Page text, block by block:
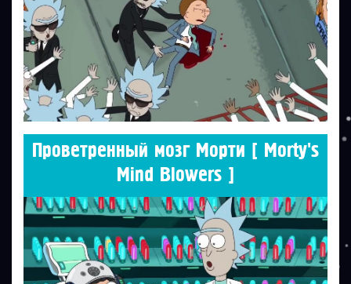
Проветренный мозг Морти [ Morty's
Mind Blowers ]